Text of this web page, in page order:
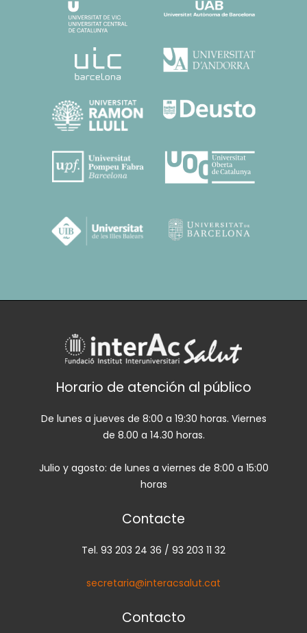
Horario de atención al público
De lunes a jueves de 8:00 a 19:30 horas. Viernes
de 8.00 a 14.30 horas.
Julio y agosto: de lunes a viernes de 8:00 a 15:00
horas
Contacte
Tel. 93 203 24 36 / 93 203 11 32
secretaria@interacsalut.cat
Contacto